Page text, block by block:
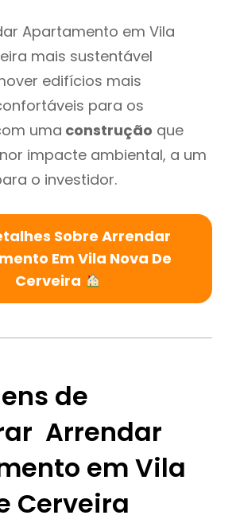
Apartamento em Vila
mais sustentável
edifícios mais
para os
uma construção que
impacte ambiental, a um
o investidor.
Sobre Arrendar
Em Vila Nova De
Cerveira
de
Arrendar
em Vila
Cerveira